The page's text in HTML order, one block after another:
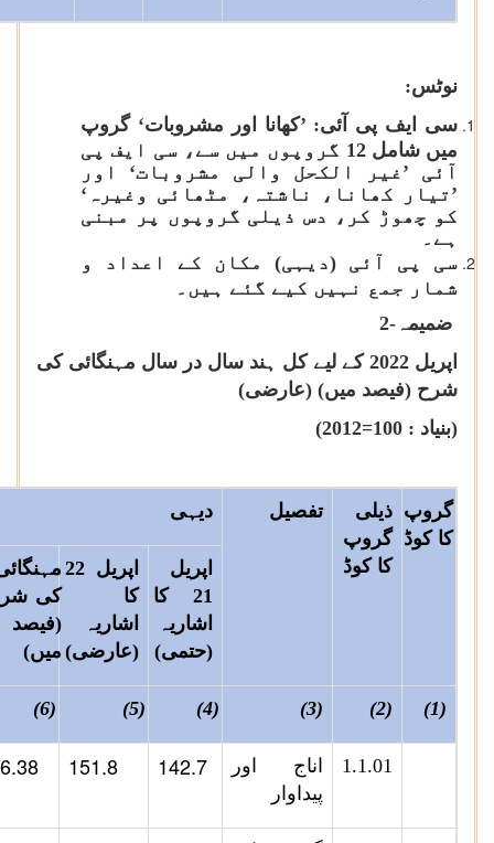
نوٹس:
سی ایف پی آئی: ’کھانا اور مشروبات‘ گروپ
میں شامل 12 گروپوں میں سے، سی ایف پی
آئی ’غیر الکحل والی مشروبات‘ اور
’تیار کھانا، ناشتہ، مٹھائی وغیرہ‘
کو چھوڑ کر، دس ذیلی گروپوں پر مبنی
ہے۔
سی پی آئی (دیہی) مکان کے اعداد و
شمار جمع نہیں کیے گئے ہیں۔
ضمیمہ-2
اپریل 2022 کے لیے کل ہند سال در سال مہنگائی کی
شرح (فیصد میں) (عارضی)
(بنیاد : 2012=100
)
گروپ
کا کوڈ
ذیلی
گروپ
کا کوڈ
تفصیل دیہی
اپریل
21 کا
اشاریہ
(حتمی)
اپریل 22
کا
اشاریہ
(عارضی)
کی
(فیصد
میں)
(1)
(2)
(3)
(4)
(5)
(6)
1.1.01
اناج اور
پیداوار
142.7
151.8
6.38